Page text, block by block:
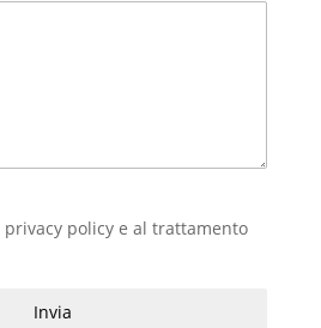
privacy policye al trattamento
Invia